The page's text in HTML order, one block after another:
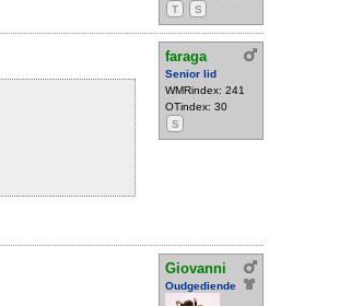
T
S
faraga
Senior lid
WMRindex: 241
OTindex: 30
S
Giovanni
Oudgediende